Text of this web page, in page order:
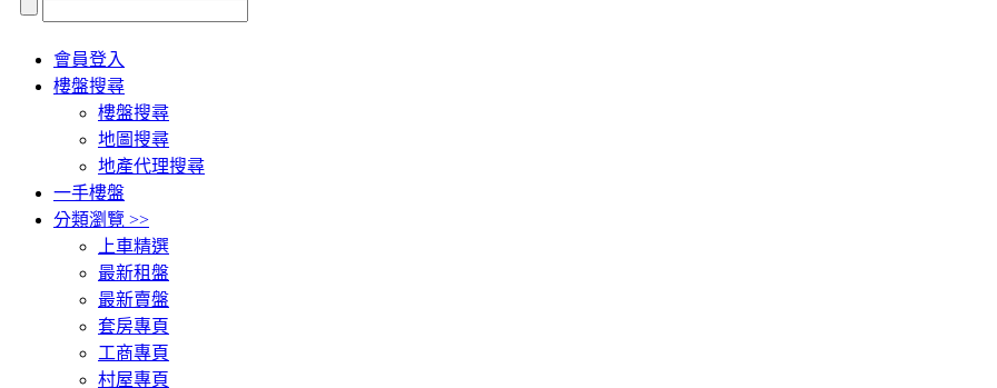
會員登入
樓盤搜尋
樓盤搜尋
地圖搜尋
地產代理搜尋
一手樓盤
分類瀏覽 >>
上車精選
最新租盤
最新賣盤
套房專頁
工商專頁
村屋專頁